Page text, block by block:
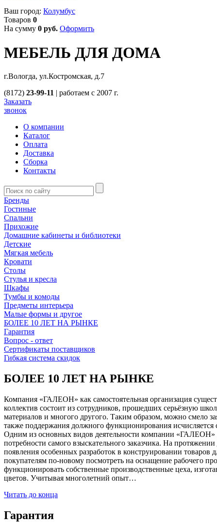
Ваш город: Колумбус
Товаров 0
На сумму 0 руб. Оформить
МЕБЕЛЬ ДЛЯ ДОМА
г.Вологда, ул.Костромская, д.7
(8172) 23-99-11 | работаем с 2007 г.
Заказать
звонок
О компании
Каталог
Оплата
Доставка
Сборка
Контакты
Бренды
Гостиные
Спальни
Прихожие
Домашние кабинеты и библиотеки
Детские
Мягкая мебель
Кровати
Столы
Стулья и кресла
Шкафы
Тумбы и комоды
Предметы интерьера
Малые формы и другое
БОЛЕЕ 10 ЛЕТ НА РЫНКЕ
Гарантия
Вопрос - ответ
Сертификаты поставщиков
Гибкая система скидок
БОЛЕЕ 10 ЛЕТ НА РЫНКЕ
Компания «ГАЛЕОН» как самостоятельная организация
коллектив состоит из сотрудников, прошедших серьёзную
материалов и многого другого. Таким образом, можно смело
также поддержания должного функционирования
Одним из основных видов деятельности компании «ГАЛЕОН»
потребности самого взыскательного заказчика. На
появления особенных разработок в конструировании
покупателям по-новому посмотреть на оснащение рабочего
функционировать собственные производственные цеха,
цветов. Учитывая многолетний опыт…
Читать до конца
Гарантия